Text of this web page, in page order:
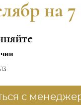
на 7
с